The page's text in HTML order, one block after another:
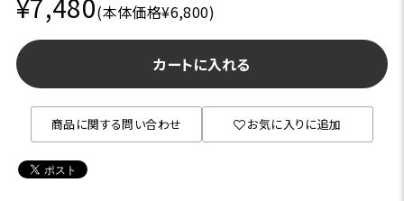
¥7,480(本体価格¥6,800)
カートに入れる
商品に関する問い合わせ お気に入りに追加